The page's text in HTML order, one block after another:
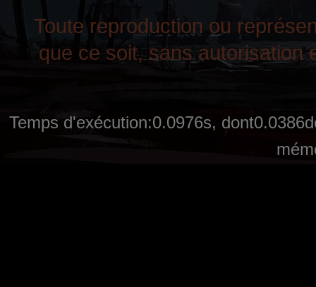
Toute reproduction ou
que ce soit, sans autorisation
Temps d'exécution:0.0976s,